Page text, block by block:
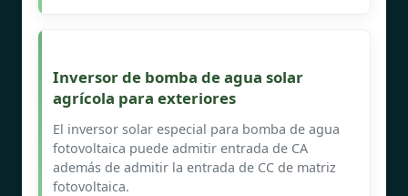
Inversor de bomba de agua solar
agrícola para exteriores
El inversor solar especial para bomba de agua
fotovoltaica puede admitir entrada de CA
además de admitir la entrada de CC de matriz
fotovoltaica.